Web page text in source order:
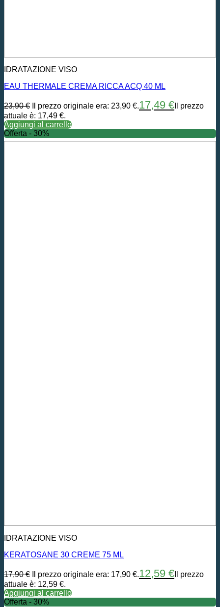
IDRATAZIONE VISO
EAU THERMALE CREMA RICCA ACQ 40 ML
23,90€ Il prezzo originale era: 23,90 €.17,49 € Il prezzo
attuale è: 17,49 €.
Aggiungi al carrello
Offerta - 30%
IDRATAZIONE VISO
KERATOSANE 30 CREME 75 ML
17,90€ Il prezzo originale era: 17,90 €.12,59 € Il prezzo
attuale è: 12,59 €.
Aggiungi al carrello
Offerta - 30%